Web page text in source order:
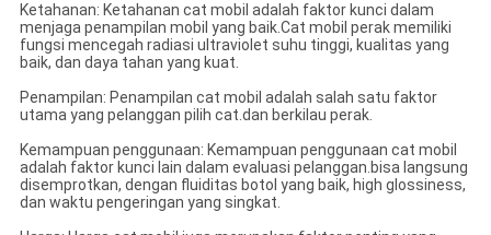
Ketahanan: Ketahanan cat mobil adalah faktor kunci dalam
menjaga penampilan mobil yang baik.Cat mobil perak memiliki
fungsi mencegah radiasi ultraviolet suhu tinggi, kualitas yang
baik, dan daya tahan yang kuat.
Penampilan: Penampilan cat mobil adalah salah satu faktor
utama yang pelanggan pilih cat.dan berkilau perak.
Kemampuan penggunaan: Kemampuan penggunaan cat mobil
adalah faktor kunci lain dalam evaluasi pelanggan.bisa langsung
disemprotkan, dengan fluiditas botol yang baik, high glossiness,
dan waktu pengeringan yang singkat.